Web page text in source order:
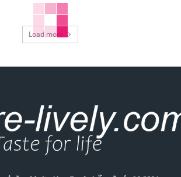
Load more